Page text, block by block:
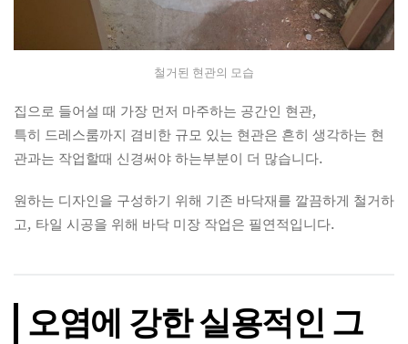
철거된 현관의 모습
집으로 들어설 때 가장 먼저 마주하는 공간인 현관,
특히 드레스룸까지 겸비한 규모 있는 현관은 흔히 생각하는 현
관과는 작업할때 신경써야 하는부분이 더 많습니다.
원하는 디자인을 구성하기 위해 기존 바닥재를 깔끔하게 철거하
고, 타일 시공을 위해 바닥 미장 작업은 필연적입니다.
오염에 강한 실용적인 그